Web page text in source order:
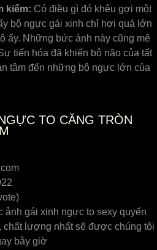
kiếm: Có điều gì đó khêu gợi một
bộ ngực gái xinh chỉ hơi quá lớn
ấy. Những bức ảnh này cũng mê
tiến hóa đã khiến bộ não của tất
tâm đến những bộ ngực lớn của
TO CĂNG TRÒN
ảnh gái xinh ngực to sexy quyến
chất lượng nhất sẽ được chúng tôi
bây giờ